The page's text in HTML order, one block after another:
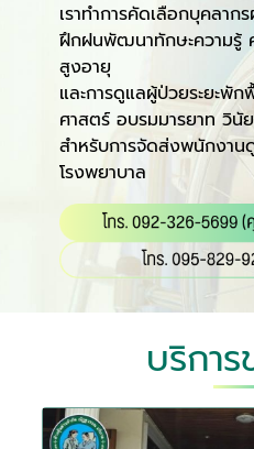
เราทำการคัดเลือกบุคลาก
ฝึกฝนพัฒนาทักษะความรู้
สูงอายุ
และการดูแลผู้ป่วยระยะพั
ศาสตร์ อบรมมารยาท วินั
สำหรับการจัดส่งพนักงาน
โรงพยาบาล
บริการ